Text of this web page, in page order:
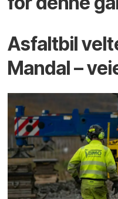
Asfaltbil
Mandal –